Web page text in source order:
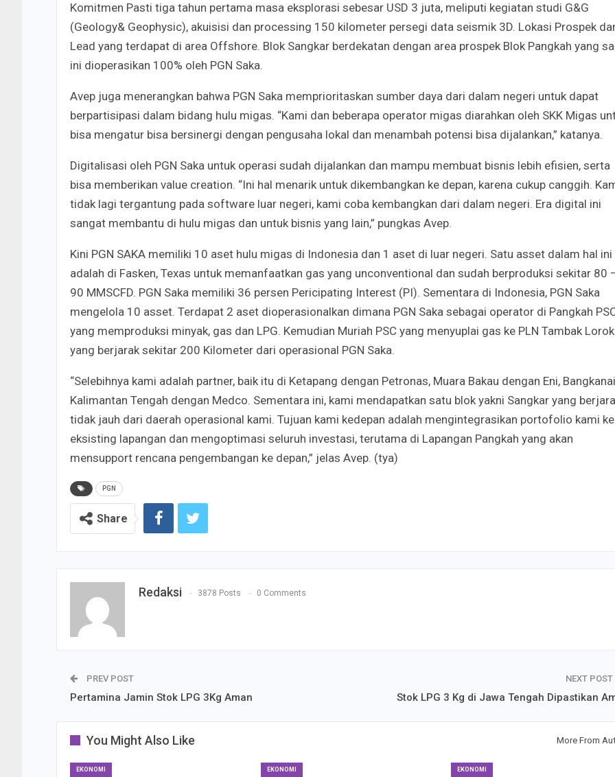
Komitmen Pasti tiga tahun pertama masa eksplorasi sebesar USD 3 juta, meliputi kegiatan studi G&G
(Geology& Geophysic), akuisisi dan processing 150 kilometer persegi data seismik 3D. Lokasi Prospek
Lead yang terdapat di area Offshore. Blok Sangkar berdekatan dengan area prospek Blok Pangkah yang
ini dioperasikan 100% oleh PGN Saka.
Avep juga menerangkan bahwa PGN Saka memprioritaskan sumber daya dari dalam negeri untuk dapat
berpartisipasi dalam bidang hulu migas. “Kami dan beberapa operator migas diarahkan oleh SKK Migas
bisa mengatur bisa bersinergi dengan pengusaha lokal dan menambah potensi bisa dijalankan,” katanya.
Digitalisasi oleh PGN Saka untuk operasi sudah dijalankan dan mampu membuat bisnis lebih efisien, serta
bisa memberikan value creation. “Ini hal menarik untuk dikembangkan ke depan, karena cukup canggih.
tidak lagi tergantung pada software luar negeri, kami coba kembangkan dari dalam negeri. Era digital ini
sangat membantu di hulu migas dan untuk bisnis yang lain,” pungkas Avep.
Kini PGN SAKA memiliki 10 aset hulu migas di Indonesia dan 1 aset di luar negeri. Satu asset dalam hal ini
adalah di Fasken, Texas untuk memanfaatkan gas yang unconventional dan sudah berproduksi sekitar 80
90 MMSCFD. PGN Saka memiliki 36 persen Pericipating Interest (PI). Sementara di Indonesia, PGN Saka
mengelola 10 asset. Terdapat 2 aset dioperasionalkan dimana PGN Saka sebagai operator di Pangkah
yang memproduksi minyak, gas dan LPG. Kemudian Muriah PSC yang menyuplai gas ke PLN Tambak Lorok
yang berjarak sekitar 200 Kilometer dari operasional PGN Saka.
“Selebihnya kami adalah partner, baik itu di Ketapang dengan Petronas, Muara Bakau dengan Eni,
Kalimantan Tengah dengan Medco. Sementara ini, kami mendapatkan satu blok yakni Sangkar yang
tidak jauh dari daerah operasional kami. Tujuan kami kedepan adalah mengintegrasikan portofolio kami ke
eksisting lapangan dan mengoptimasi seluruh investasi, terutama di Lapangan Pangkah yang akan
mensupport rencana pengembangan ke depan,” jelas Avep. (tya)
PGN
Share
Redaksi 3878 Posts 0 Comments
PREV POST
Pertamina Jamin Stok LPG 3Kg Aman
NEXT POST
Stok LPG 3 Kg di Jawa Tengah Dipastikan
You Might Also Like More From
EKONOMI EKONOMI EKONOMI